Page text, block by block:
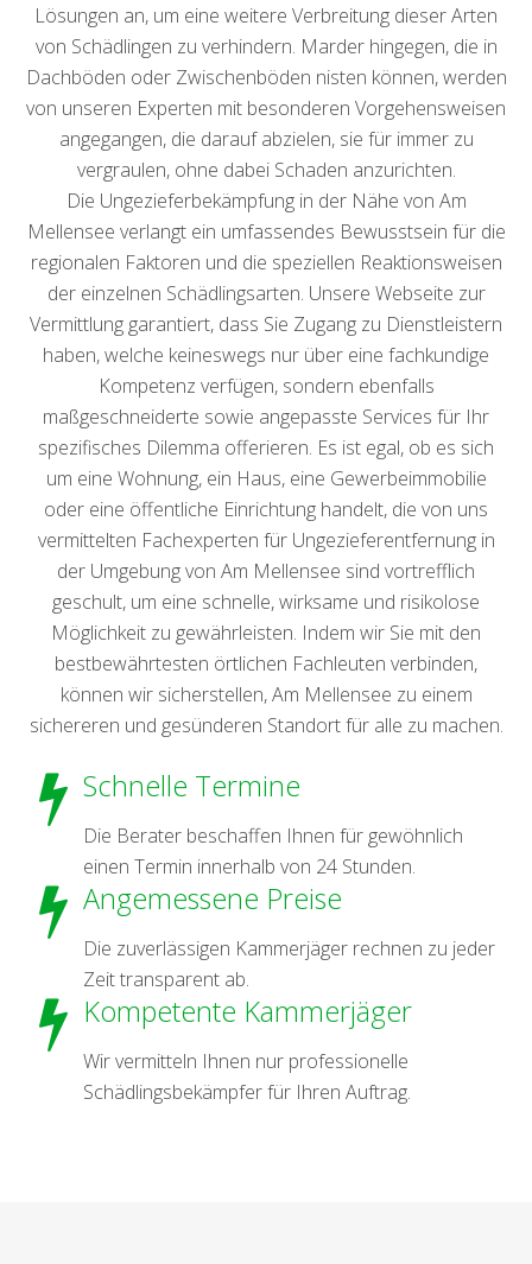
Lösungen an, um eine weitere Verbreitung dieser Arten
von Schädlingen zu verhindern. Marder hingegen, die in
Dachböden oder Zwischenböden nisten können, werden
von unseren Experten mit besonderen Vorgehensweisen
angegangen, die darauf abzielen, sie für immer zu
vergraulen, ohne dabei Schaden anzurichten.
Die Ungezieferbekämpfung in der Nähe von Am
Mellensee verlangt ein umfassendes Bewusstsein für die
regionalen Faktoren und die speziellen Reaktionsweisen
der einzelnen Schädlingsarten. Unsere Webseite zur
Vermittlung garantiert, dass Sie Zugang zu Dienstleistern
haben, welche keineswegs nur über eine fachkundige
Kompetenz verfügen, sondern ebenfalls
maßgeschneiderte sowie angepasste Services für Ihr
spezifisches Dilemma offerieren. Es ist egal, ob es sich
um eine Wohnung, ein Haus, eine Gewerbeimmobilie
oder eine öffentliche Einrichtung handelt, die von uns
vermittelten Fachexperten für Ungezieferentfernung in
der Umgebung von Am Mellensee sind vortrefflich
geschult, um eine schnelle, wirksame und risikolose
Möglichkeit zu gewährleisten. Indem wir Sie mit den
bestbewährtesten örtlichen Fachleuten verbinden,
können wir sicherstellen, Am Mellensee zu einem
sichereren und gesünderen Standort für alle zu machen.
Schnelle Termine
Die Berater beschaffen Ihnen für gewöhnlich
einen Termin innerhalb von 24 Stunden.
Angemessene Preise
Die zuverlässigen Kammerjäger rechnen zu jeder
Zeit transparent ab.
Kompetente Kammerjäger
Wir vermitteln Ihnen nur professionelle
Schädlingsbekämpfer für Ihren Auftrag.